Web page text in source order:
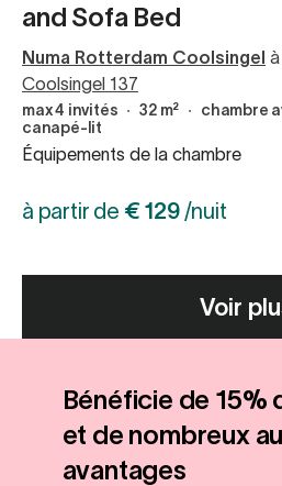
and Sofa Bed
Numa Rotterdam Coolsingel
Coolsingel 137
max 4 invités ∙ 32 m² ∙
chambre
canapé-lit
Équipements de la chambre
à partir de € 129 /nuit
Voir
Bénéficie de 15%
et de nombreux
avantages